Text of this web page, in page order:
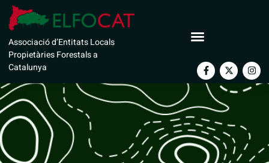
Associació d’Entitats Locals
Propietàries Forestals a
Catalunya